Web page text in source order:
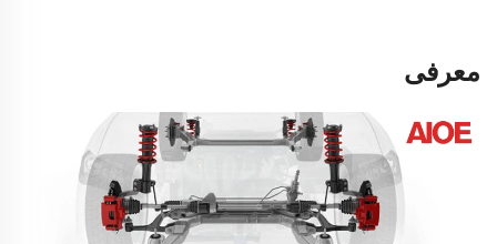
معرفی